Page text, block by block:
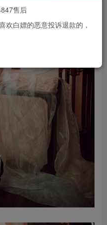
售后
欢白嫖的恶意投诉退款的，